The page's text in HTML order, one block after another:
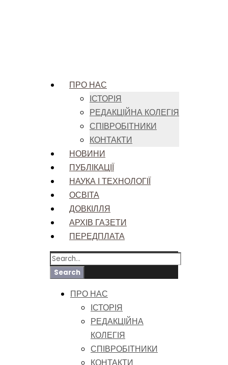
ПРО НАС
ІСТОРІЯ
РЕДАКЦІЙНА КОЛЕГІЯ
СПІВРОБІТНИКИ
КОНТАКТИ
НОВИНИ
ПУБЛІКАЦІЇ
НАУКА І ТЕХНОЛОГІЇ
ОСВІТА
ДОВКІЛЛЯ
АРХІВ ГАЗЕТИ
ПЕРЕДПЛАТА
ПРО НАС
ІСТОРІЯ
РЕДАКЦІЙНА
КОЛЕГІЯ
СПІВРОБІТНИКИ